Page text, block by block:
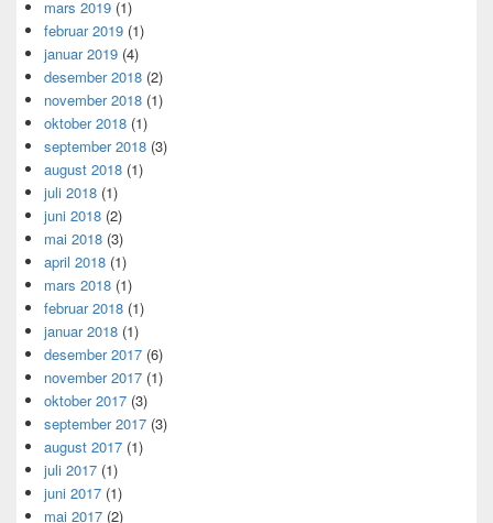
mars 2019 (1)
februar 2019 (1)
januar 2019 (4)
desember 2018 (2)
november 2018 (1)
oktober 2018 (1)
september 2018 (3)
august 2018 (1)
juli 2018 (1)
juni 2018 (2)
mai 2018 (3)
april 2018 (1)
mars 2018 (1)
februar 2018 (1)
januar 2018 (1)
desember 2017 (6)
november 2017 (1)
oktober 2017 (3)
september 2017 (3)
august 2017 (1)
juli 2017 (1)
juni 2017 (1)
mai 2017 (2)